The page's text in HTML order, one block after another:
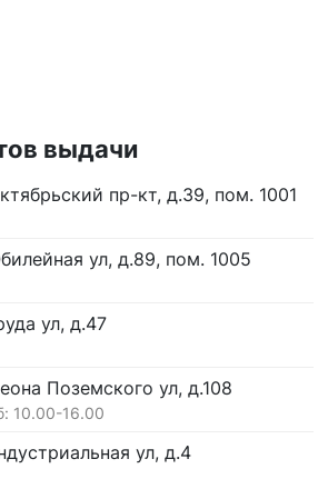
выдачи
пр-кт, д.39, пом. 1001
ул, д.89, пом. 1005
ул, д.47
Поземского ул, д.108
10.00-16.00
ул, д.4